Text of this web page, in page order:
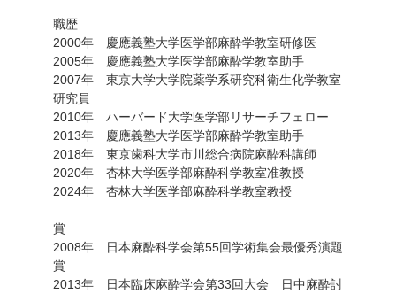
職歴
2000年 慶應義塾大学医学部麻酔学教室研修医
2005年 慶應義塾大学医学部麻酔学教室助手
2007年 東京大学大学院薬学系研究科衛生化学教室
研究員
2010年 ハーバード大学医学部リサーチフェロー
2013年 慶應義塾大学医学部麻酔学教室助手
2018年 東京歯科大学市川総合病院麻酔科講師
2020年 杏林大学医学部麻酔科学教室准教授
2024年 杏林大学医学部麻酔科学教室教授
賞
2008年 日本麻酔科学会第55回学術集会最優秀演題
賞
2013年 日本臨床麻酔学会第33回大会 日中麻酔討